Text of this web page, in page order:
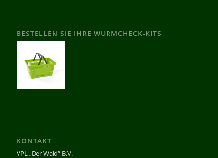
BESTELLEN SIE IHRE WURMCHECK-KITS
KONTAKT
VPL „Der Wald“ B.V.